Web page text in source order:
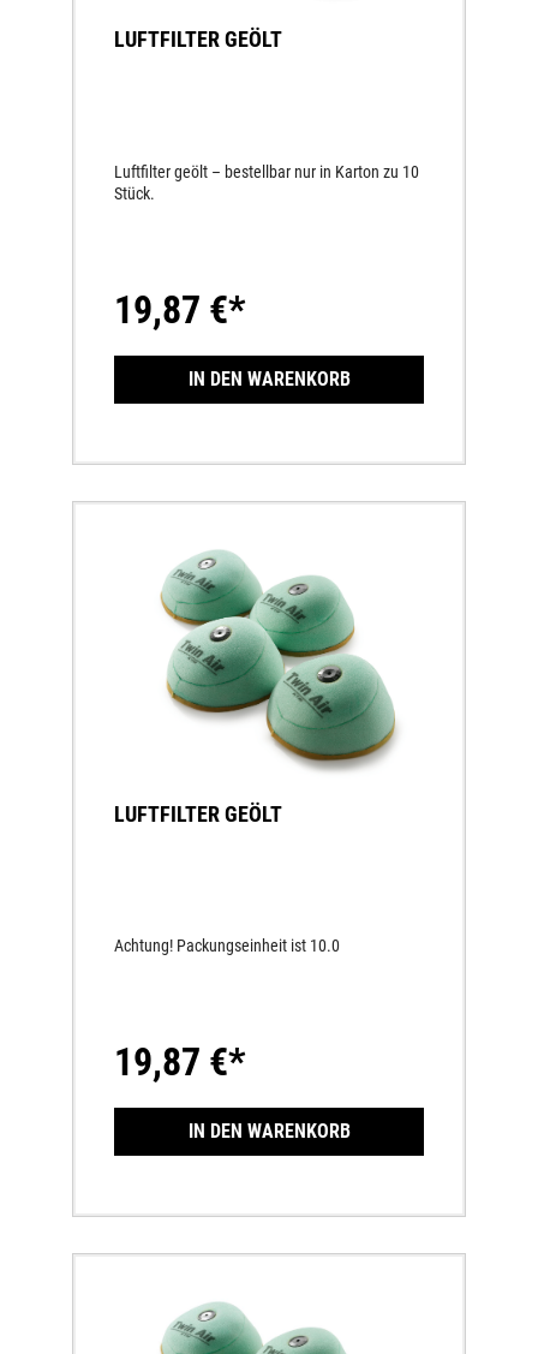
LUFTFILTER GEÖLT
Luftfilter geölt – bestellbar nur in Karton zu 10
Stück.
19,87 €*
IN DEN WARENKORB
LUFTFILTER GEÖLT
Achtung! Packungseinheit ist 10.0
19,87 €*
IN DEN WARENKORB